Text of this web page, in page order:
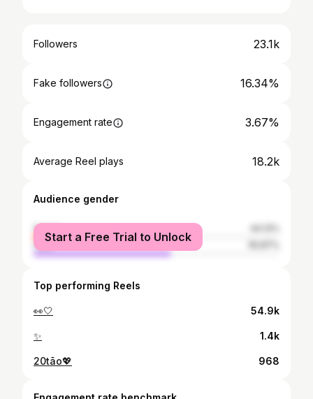
Followers 23.1k
Fake followers 16.34%
Engagement rate 3.67%
Average Reel plays 18.2k
Audience gender
female
male
Start a Free Trial to Unlock
Top performing Reels
👀🤍 54.9k
✨ 1.4k
20tão💖 968